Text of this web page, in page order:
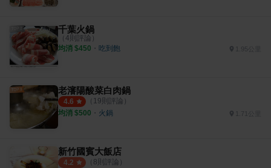
千葉火鍋
（ 4則評論）
均消 $450 ・ 吃到飽 1.95公里
老瀋陽酸菜白肉鍋
4.6 （ 19則評論）
均消 $500 ・ 火鍋
新竹國賓大飯店
4.2 （ 8則評論）